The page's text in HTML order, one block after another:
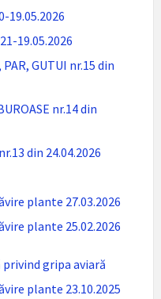
19.05.2026
19.05.2026
GUTUI nr.15 din
nr.14 din
din 24.04.2026
plante 27.03.2026
plante 25.02.2026
gripa aviară
plante 23.10.2025